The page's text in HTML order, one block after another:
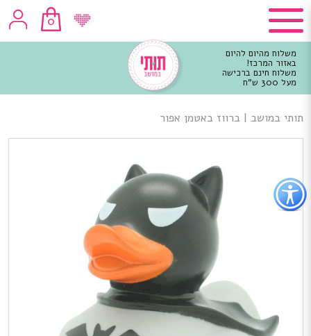
כפתור
לפתיחת
תפריט
נגישות
0
משלוח מהיום להיום
באזור המרכז!
משלוח חינם ברכישה
מעל 300 ש"ח
מרכזי
תותי במושב | ברווז באטמן אפור